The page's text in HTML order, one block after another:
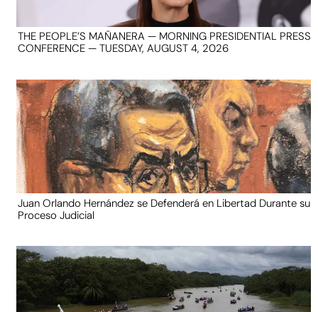
THE PEOPLE’S MAÑANERA — MORNING PRESIDENTIAL PRESS
CONFERENCE — TUESDAY, AUGUST 4, 2026
Juan Orlando Hernández se Defenderá en Libertad Durante su
Proceso Judicial